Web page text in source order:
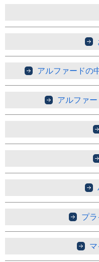
アルファードの
アルファ
プ